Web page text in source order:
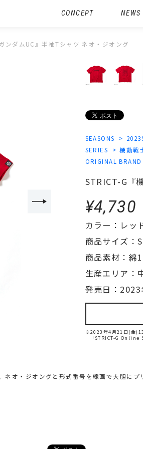
CONCEPT NEWS
ンダムUC』半袖Tシャツ ネオ・ジオング
SEASONS
SERIES
機動戦
ORIGINAL BRAND
STRICT-G『
¥4,730
カラー：レッ
商品サイズ：
商品素材：綿
生産エリア：
発売日：
※2023年4月21日(金)13
「STRICT-G Online
オ・ジオングと形式番号を線画で大胆にプ